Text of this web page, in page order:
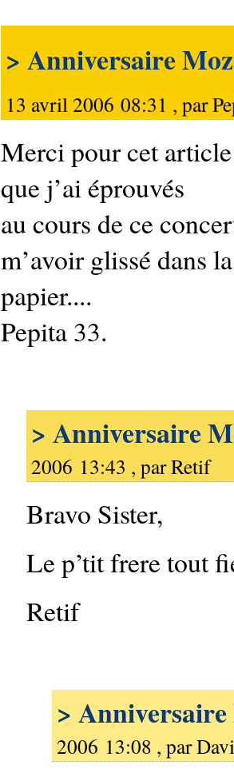
> Anniversaire
13 avril 2006 08:31 , par
Merci pour cet
que j’ai éprouvés
au cours de ce
m’avoir glissé dans
papier....
Pepita 33.
> Anniversaire
2006 13:43 , parRetif
Bravo Sister,
Le p’tit frere tout
Retif
>
2006 13:08 , par